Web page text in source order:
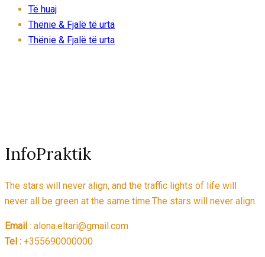
Të huaj
Thënie & Fjalë të urta
Thënie & Fjalë të urta
InfoPraktik
The stars will never align, and the traffic lights of life will
never all be green at the same time.The stars will never align.
Email : alona.eltari@gmail.com
Tel : +355690000000